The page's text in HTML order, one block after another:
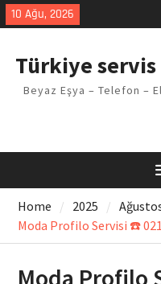
Skip
to
10 Ağu, 2026
Türkiye
Beyaz Eşya – Telefon –
Home 2025
Moda Profilo Servisi ☎️
Moda Profilo